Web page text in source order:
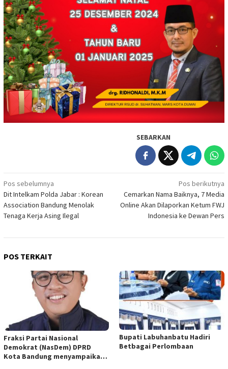
SEBARKAN
Navigasi
pos
Pos sebelumnya
Dit Intelkam Polda Jabar : Korean
Association Bandung Menolak
Tenaga Kerja Asing Ilegal
Pos berikutnya
Cemarkan Nama Baiknya, 7 Media
Online Akan Dilaporkan Ketum FWJ
Indonesia ke Dewan Pers
POS TERKAIT
Fraksi Partai Nasional
Demokrat (NasDem) DPRD
Kota Bandung menyampaikan
Bupati Labuhanbatu Hadiri
Betbagai Perlombaan